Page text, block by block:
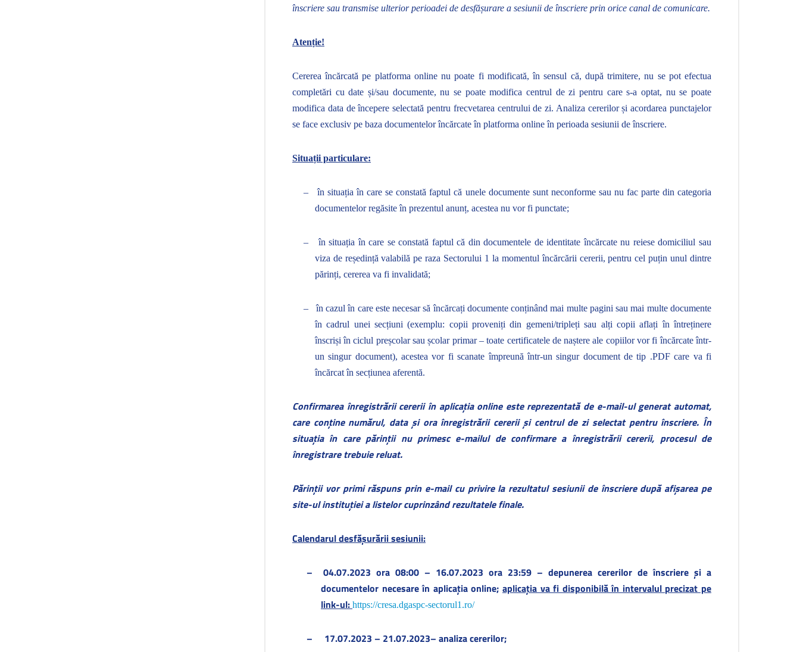
înscriere sau transmise ulterior perioadei de desfășurare a sesiunii de înscriere prin orice canal de comunicare.
Atenție!
Cererea încărcată pe platforma online nu poate fi modificată, în sensul că, după trimitere, nu se pot efectua
completări cu date și/sau documente, nu se poate modifica centrul de zi pentru care s-a optat, nu se poate
modifica data de începere selectată pentru frecvetarea centrului de zi. Analiza cererilor și acordarea punctajelor
se face exclusiv pe baza documentelor încărcate în platforma online în perioada sesiunii de înscriere.
Situații particulare:
–
în situația în care se constată faptul că unele documente sunt neconforme sau nu fac parte din categoria
documentelor regăsite în prezentul anunț, acestea nu vor fi punctate;
–
în situația în care se constată faptul că din documentele de identitate încărcate nu reiese domiciliul sau
viza de reședință valabilă pe raza Sectorului 1 la momentul încărcării cererii, pentru cel puțin unul dintre
părinți, cererea va fi invalidată;
–
în cazul în care este necesar să încărcați documente conținând mai multe pagini sau mai multe documente
în cadrul unei secțiuni (exemplu: copii proveniți din gemeni/tripleți sau alți copii aflați în întreținere
înscriși în ciclul preșcolar sau școlar primar – toate certificatele de naștere ale copiilor vor fi încărcate într-
un singur document), acestea vor fi scanate împreună într-un singur document de tip .PDF care va fi
încărcat în secțiunea aferentă.
Confirmarea înregistrării cererii în aplicația online este reprezentată de e-mail-ul generat automat,
care conține numărul, data și ora înregistrării cererii și centrul de zi selectat pentru înscriere. În
situația în care părinții nu primesc e-mailul de confirmare a înregistrării cererii, procesul de
înregistrare trebuie reluat.
Părinții vor primi răspuns prin e-mail cu privire la rezultatul sesiunii de înscriere după afișarea pe
site-ul instituției a listelor cuprinzând rezultatele finale.
Calendarul desfășurării sesiunii:
–
04.07.2023 ora 08:00 – 16.07.2023 ora 23:59 – depunerea cererilor de înscriere și a
documentelor necesare în aplicația online; aplicația va fi disponibilă în intervalul precizat pe
link-ul: https://cresa.dgaspc-sectorul1.ro/
– 17.07.2023 – 21.07.2023– analiza cererilor;